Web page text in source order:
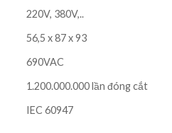
220V, 380V,..
56,5 x 87 x 93
690VAC
1.200.000.000 lần đóng cắt
IEC 60947